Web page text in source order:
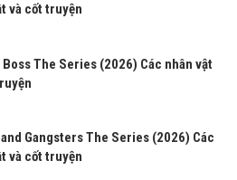
và cốt truyện
Boss The Series (2026) Các nhân vật
Gangsters The Series (2026) Các
và cốt truyện